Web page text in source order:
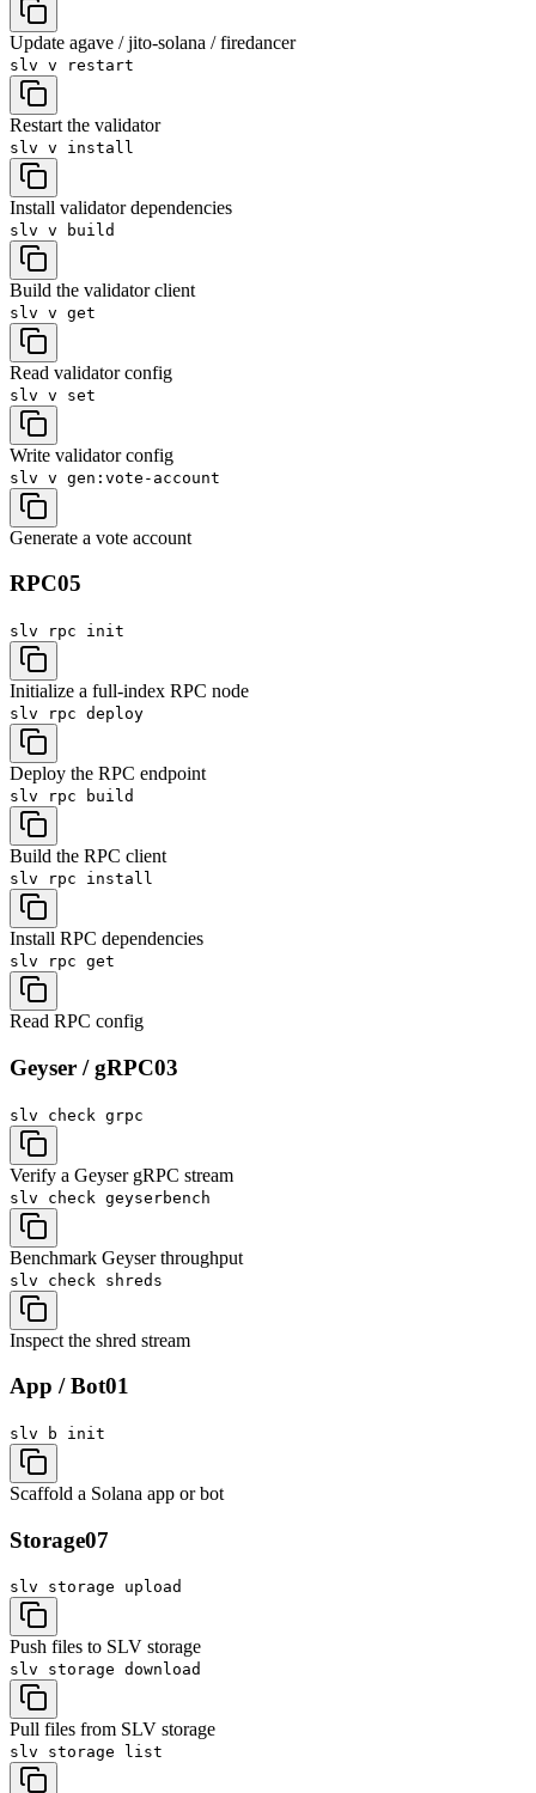
Update agave / jito-solana / firedancer
slv v restart
Restart the validator
slv v install
Install validator dependencies
slv v build
Build the validator client
slv v get
Read validator config
slv v set
Write validator config
slv v gen:vote-account
Generate a vote account
RPC05
slv rpc init
Initialize a full-index RPC node
slv rpc deploy
Deploy the RPC endpoint
slv rpc build
Build the RPC client
slv rpc install
Install RPC dependencies
slv rpc get
Read RPC config
Geyser / gRPC03
slv check grpc
Verify a Geyser gRPC stream
slv check geyserbench
Benchmark Geyser throughput
slv check shreds
Inspect the shred stream
App / Bot01
slv b init
Scaffold a Solana app or bot
Storage07
slv storage upload
Push files to SLV storage
slv storage download
Pull files from SLV storage
slv storage list